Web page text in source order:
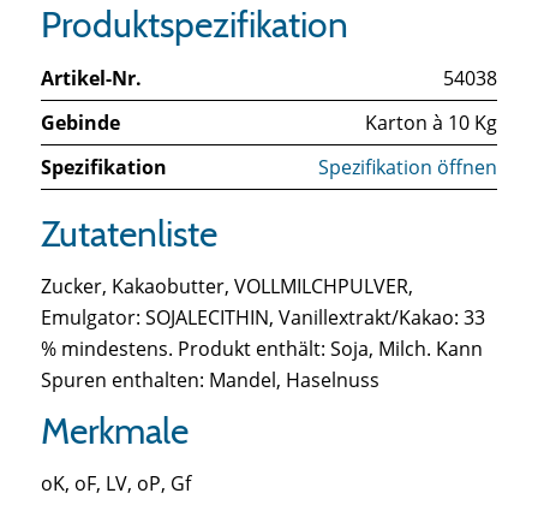
Produktspezifikation
Artikel-Nr.
54038
Gebinde
Karton à 10 Kg
Spezifikation
Spezifikation öffnen
Zutatenliste
Zucker, Kakaobutter, VOLLMILCHPULVER,
Emulgator: SOJALECITHIN, Vanillextrakt/Kakao: 33
% mindestens. Produkt enthält: Soja, Milch. Kann
Spuren enthalten: Mandel, Haselnuss
Merkmale
oK, oF, LV, oP, Gf